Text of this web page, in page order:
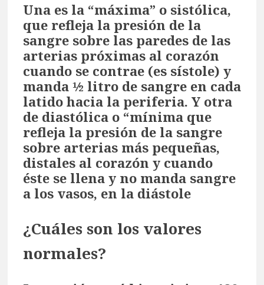
Una es la “máxima” o sistólica,
que refleja la presión de la
sangre sobre las paredes de las
arterias próximas al corazón
cuando se contrae (es sístole) y
manda ½ litro de sangre en cada
latido hacia la periferia. Y otra
de diastólica o “mínima que
refleja la presión de la sangre
sobre arterias más pequeñas,
distales al corazón y cuando
éste se llena y no manda sangre
a los vasos, en la diástole
¿Cuáles son los valores
normales?